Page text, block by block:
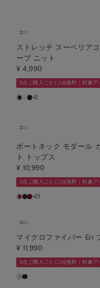
ストレッチ スーペリア
ーブ ニット
¥ 4,990
3点ご購入ごとに1点無料｜対象ア
+2
ボートネック モダール
ト トップス
¥ 10,990
3点ご購入ごとに1点無料｜対象ア
+21
マイクロファイバー Eri
¥ 11,990
3点ご購入ごとに1点無料｜対象ア